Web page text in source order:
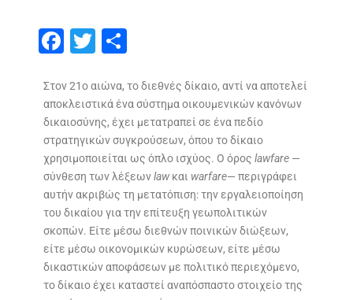
F
e
b
o
o
k
T
itt
er
S
ar
e
Στον 21ο αιώνα, το διεθνές δίκαιο, αντί να αποτελεί
αποκλειστικά ένα σύστημα οικουμενικών κανόνων
δικαιοσύνης, έχει μετατραπεί σε ένα πεδίο
στρατηγικών συγκρούσεων, όπου το δίκαιο
χρησιμοποιείται ως όπλο ισχύος. Ο όρος lawfare—
σύνθεση των λέξεωνlawκαι warfare— περιγράφει
αυτήν ακριβώς τη μετατόπιση: την εργαλειοποίηση
του δικαίου για την επίτευξη γεωπολιτικών
σκοπών. Είτε μέσω διεθνών ποινικών διώξεων,
είτε μέσω οικονομικών κυρώσεων, είτε μέσω
δικαστικών αποφάσεων με πολιτικό περιεχόμενο,
το δίκαιο έχει καταστεί αναπόσπαστο στοιχείο της